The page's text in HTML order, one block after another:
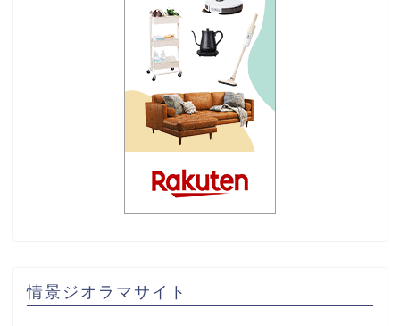
情景ジオラマサイト